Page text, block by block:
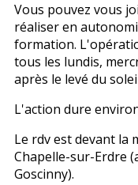
Vous pouvez vous
réaliser en
formation.
tous les lundis,
après le levé du
L'action dure
Le rdv est devant la
Chapelle-sur-Erdre
Goscinny).